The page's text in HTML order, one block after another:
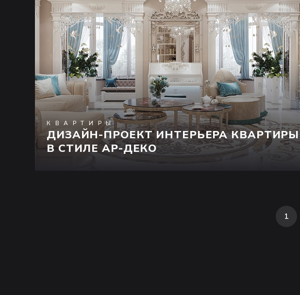
КВАРТИРЫ
ДИЗАЙН-ПРОЕКТ ИНТЕРЬЕРА КВАРТИРЫ
В СТИЛЕ АР-ДЕКО
1